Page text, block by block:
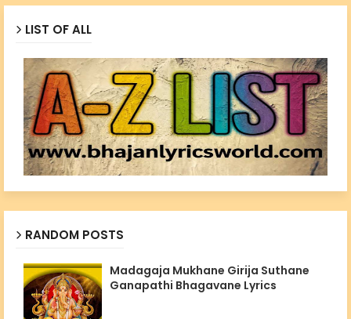
LIST OF ALL
RANDOM POSTS
Madagaja Mukhane Girija Suthane
Ganapathi Bhagavane Lyrics